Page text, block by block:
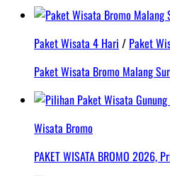
Paket Wisata 4 Hari / Paket
Paket Wisata Bromo Malang
Wisata Bromo
PAKET WISATA BROMO 2026,